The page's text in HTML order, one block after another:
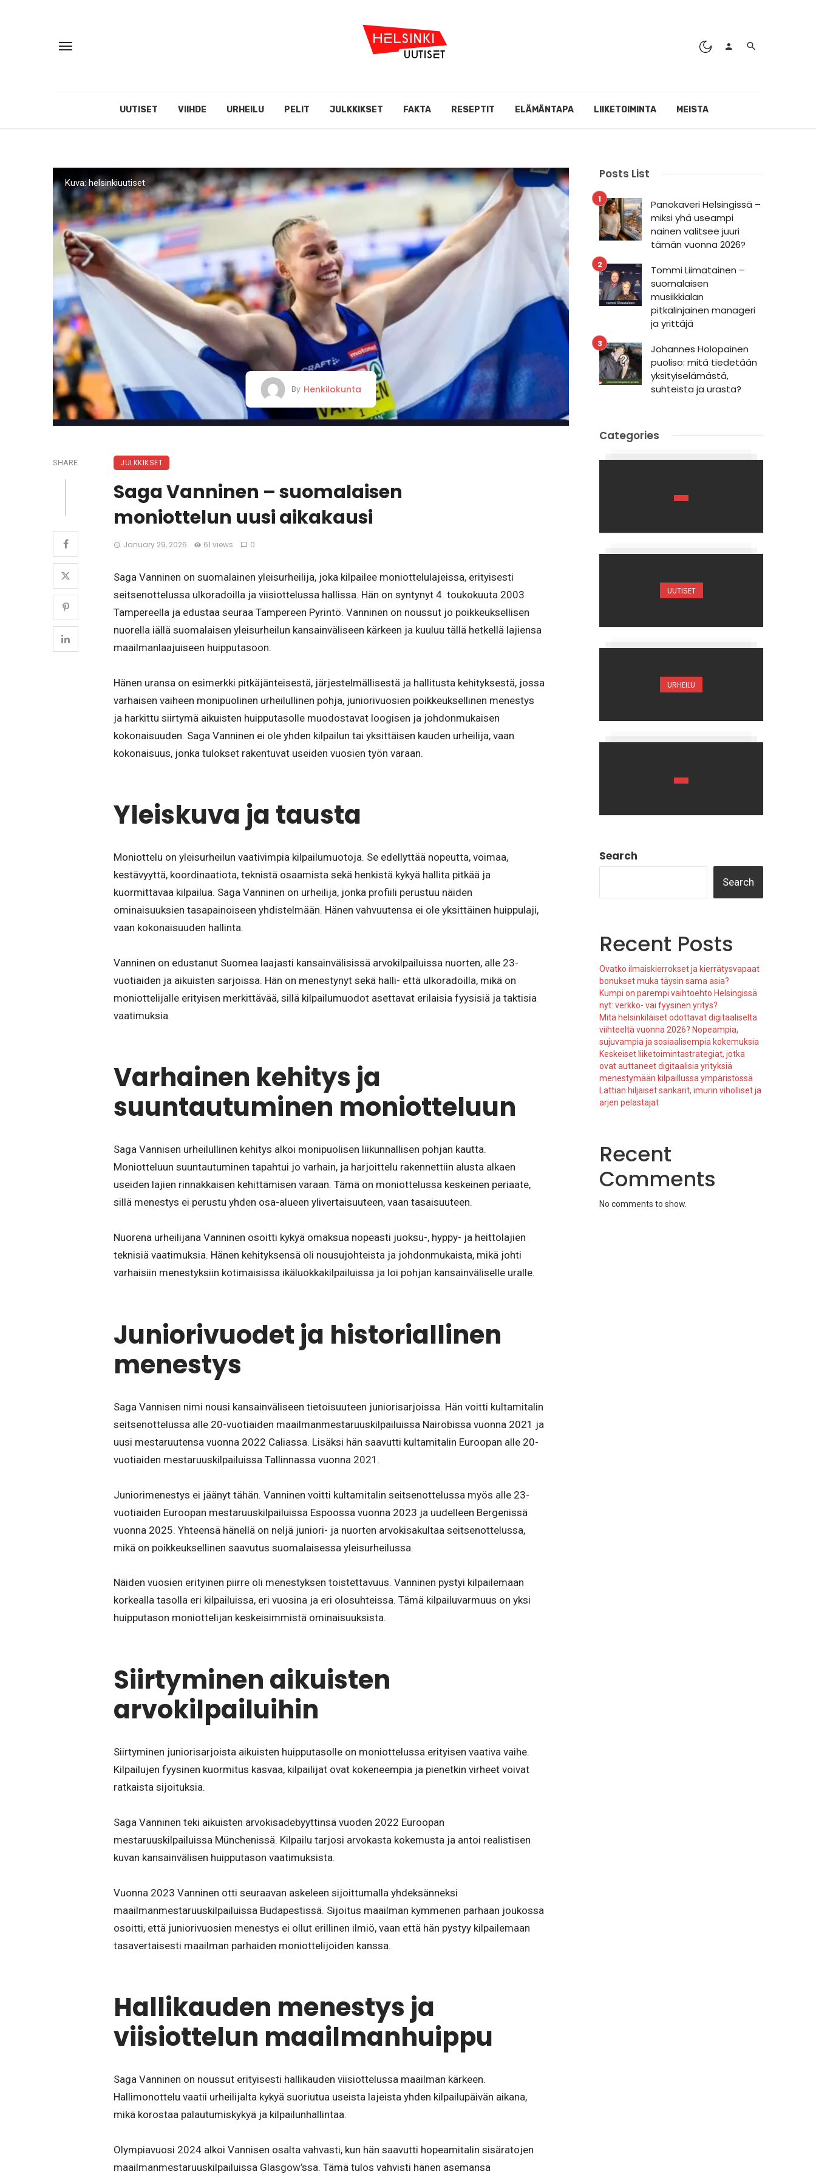
UUTISET VIIHDE URHEILU PELIT JULKKIKSET FAKTA RESEPTIT ELÄMÄNTAPA LIIKETOIMINTA MEISTA
Kuva: helsinkiuutiset
By Henkilokunta
SHARE JULKKIKSET
Saga Vanninen – suomalaisen
moniottelun uusi aikakausi
January 29, 2026 61 views 0
Saga Vanninen on suomalainen yleisurheilija, joka kilpailee moniottelulajeissa, erityisesti
seitsenottelussa ulkoradoilla ja viisiottelussa hallissa. Hän on syntynyt 4. toukokuuta 2003
Tampereella ja edustaa seuraa Tampereen Pyrintö. Vanninen on noussut jo poikkeuksellisen
nuorella iällä suomalaisen yleisurheilun kansainväliseen kärkeen ja kuuluu tällä hetkellä lajiensa
maailmanlaajuiseen huipputasoon.
Hänen uransa on esimerkki pitkäjänteisestä, järjestelmällisestä ja hallitusta kehityksestä, jossa
varhaisen vaiheen monipuolinen urheilullinen pohja, juniorivuosien poikkeuksellinen menestys
ja harkittu siirtymä aikuisten huipputasolle muodostavat loogisen ja johdonmukaisen
kokonaisuuden. Saga Vanninen ei ole yhden kilpailun tai yksittäisen kauden urheilija, vaan
kokonaisuus, jonka tulokset rakentuvat useiden vuosien työn varaan.
Yleiskuva ja tausta
Moniottelu on yleisurheilun vaativimpia kilpailumuotoja. Se edellyttää nopeutta, voimaa,
kestävyyttä, koordinaatiota, teknistä osaamista sekä henkistä kykyä hallita pitkää ja
kuormittavaa kilpailua. Saga Vanninen on urheilija, jonka profiili perustuu näiden
ominaisuuksien tasapainoiseen yhdistelmään. Hänen vahvuutensa ei ole yksittäinen huippulaji,
vaan kokonaisuuden hallinta.
Vanninen on edustanut Suomea laajasti kansainvälisissä arvokilpailuissa nuorten, alle 23-
vuotiaiden ja aikuisten sarjoissa. Hän on menestynyt sekä halli- että ulkoradoilla, mikä on
moniottelijalle erityisen merkittävää, sillä kilpailumuodot asettavat erilaisia fyysisiä ja taktisia
vaatimuksia.
Varhainen kehitys ja
suuntautuminen moniotteluun
Saga Vannisen urheilullinen kehitys alkoi monipuolisen liikunnallisen pohjan kautta.
Moniotteluun suuntautuminen tapahtui jo varhain, ja harjoittelu rakennettiin alusta alkaen
useiden lajien rinnakkaisen kehittämisen varaan. Tämä on moniottelussa keskeinen periaate,
sillä menestys ei perustu yhden osa-alueen ylivertaisuuteen, vaan tasaisuuteen.
Nuorena urheilijana Vanninen osoitti kykyä omaksua nopeasti juoksu-, hyppy- ja heittolajien
teknisiä vaatimuksia. Hänen kehityksensä oli nousujohteista ja johdonmukaista, mikä johti
varhaisiin menestyksiin kotimaisissa ikäluokkakilpailuissa ja loi pohjan kansainväliselle uralle.
Juniorivuodet ja historiallinen
menestys
Saga Vannisen nimi nousi kansainväliseen tietoisuuteen juniorisarjoissa. Hän voitti kultamitalin
seitsenottelussa alle 20-vuotiaiden maailmanmestaruuskilpailuissa Nairobissa vuonna 2021 ja
uusi mestaruutensa vuonna 2022 Caliassa. Lisäksi hän saavutti kultamitalin Euroopan alle 20-
vuotiaiden mestaruuskilpailuissa Tallinnassa vuonna 2021.
Juniorimenestys ei jäänyt tähän. Vanninen voitti kultamitalin seitsenottelussa myös alle 23-
vuotiaiden Euroopan mestaruuskilpailuissa Espoossa vuonna 2023 ja uudelleen Bergenissä
vuonna 2025. Yhteensä hänellä on neljä juniori- ja nuorten arvokisakultaa seitsenottelussa,
mikä on poikkeuksellinen saavutus suomalaisessa yleisurheilussa.
Näiden vuosien erityinen piirre oli menestyksen toistettavuus. Vanninen pystyi kilpailemaan
korkealla tasolla eri kilpailuissa, eri vuosina ja eri olosuhteissa. Tämä kilpailuvarmuus on yksi
huipputason moniottelijan keskeisimmistä ominaisuuksista.
Siirtyminen aikuisten
arvokilpailuihin
Siirtyminen juniorisarjoista aikuisten huipputasolle on moniottelussa erityisen vaativa vaihe.
Kilpailujen fyysinen kuormitus kasvaa, kilpailijat ovat kokeneempia ja pienetkin virheet voivat
ratkaista sijoituksia.
Saga Vanninen teki aikuisten arvokisadebyyttinsä vuoden 2022 Euroopan
mestaruuskilpailuissa Münchenissä. Kilpailu tarjosi arvokasta kokemusta ja antoi realistisen
kuvan kansainvälisen huipputason vaatimuksista.
Vuonna 2023 Vanninen otti seuraavan askeleen sijoittumalla yhdeksänneksi
maailmanmestaruuskilpailuissa Budapestissä. Sijoitus maailman kymmenen parhaan joukossa
osoitti, että juniorivuosien menestys ei ollut erillinen ilmiö, vaan että hän pystyy kilpailemaan
tasavertaisesti maailman parhaiden moniottelijoiden kanssa.
Hallikauden menestys ja
viisiottelun maailmanhuippu
Saga Vanninen on noussut erityisesti hallikauden viisiottelussa maailman kärkeen.
Hallimonottelu vaatii urheilijalta kykyä suoriutua useista lajeista yhden kilpailupäivän aikana,
mikä korostaa palautumiskykyä ja kilpailunhallintaa.
Olympiavuosi 2024 alkoi Vannisen osalta vahvasti, kun hän saavutti hopeamitalin sisäratojen
maailmanmestaruuskilpailuissa Glasgow’ssa. Tämä tulos vahvisti hänen asemansa
Posts List
Panokaveri Helsingissä –
miksi yhä useampi
nainen valitsee juuri
tämän vuonna 2026?
Tommi Liimatainen –
suomalaisen
musiikkialan
pitkälinjainen manageri
ja yrittäjä
Johannes Holopainen
puoliso: mitä tiedetään
yksityiselämästä,
suhteista ja urasta?
Categories
UUTISET
URHEILU
Search
Search
Recent Posts
Ovatko ilmaiskierrokset ja kierrätysvapaat
bonukset muka täysin sama asia?
Kumpi on parempi vaihtoehto Helsingissä
nyt: verkko- vai fyysinen yritys?
Mitä helsinkiläiset odottavat digitaaliselta
viihteeltä vuonna 2026? Nopeampia,
sujuvampia ja sosiaalisempia kokemuksia
Keskeiset liiketoimintastrategiat, jotka
ovat auttaneet digitaalisia yrityksiä
menestymään kilpaillussa ympäristössä
Lattian hiljaiset sankarit, imurin viholliset ja
arjen pelastajat
Recent
Comments
No comments to show.